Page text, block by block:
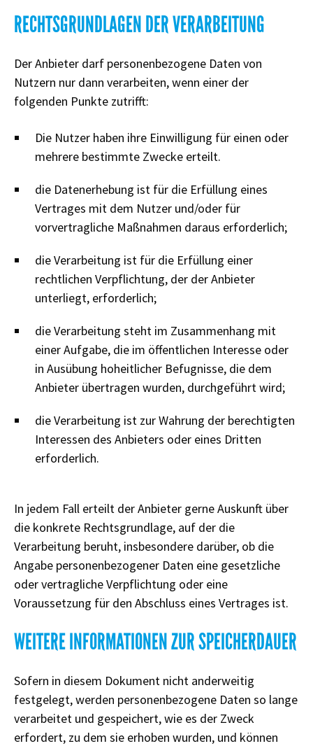
RECHTSGRUNDLAGEN DER VERARBEITUNG
Der Anbieter darf personenbezogene Daten von
Nutzern nur dann verarbeiten, wenn einer der
folgenden Punkte zutrifft:
Die Nutzer haben ihre Einwilligung für einen oder
mehrere bestimmte Zwecke erteilt.
die Datenerhebung ist für die Erfüllung eines
Vertrages mit dem Nutzer und/oder für
vorvertragliche Maßnahmen daraus erforderlich;
die Verarbeitung ist für die Erfüllung einer
rechtlichen Verpflichtung, der der Anbieter
unterliegt, erforderlich;
die Verarbeitung steht im Zusammenhang mit
einer Aufgabe, die im öffentlichen Interesse oder
in Ausübung hoheitlicher Befugnisse, die dem
Anbieter übertragen wurden, durchgeführt wird;
die Verarbeitung ist zur Wahrung der berechtigten
Interessen des Anbieters oder eines Dritten
erforderlich.
In jedem Fall erteilt der Anbieter gerne Auskunft über
die konkrete Rechtsgrundlage, auf der die
Verarbeitung beruht, insbesondere darüber, ob die
Angabe personenbezogener Daten eine gesetzliche
oder vertragliche Verpflichtung oder eine
Voraussetzung für den Abschluss eines Vertrages ist.
WEITERE INFORMATIONEN ZUR SPEICHERDAUER
Sofern in diesem Dokument nicht anderweitig
festgelegt, werden personenbezogene Daten so lange
verarbeitet und gespeichert, wie es der Zweck
erfordert, zu dem sie erhoben wurden, und können